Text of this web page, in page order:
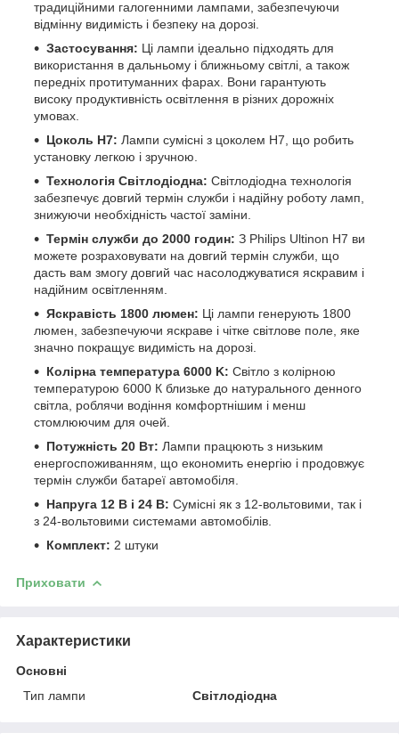
традиційними галогенними лампами, забезпечуючи
відмінну видимість і безпеку на дорозі.
Застосування: Ці лампи ідеально підходять для
використання в дальньому і ближньому світлі, а також
передніх протитуманних фарах. Вони гарантують
високу продуктивність освітлення в різних дорожніх
умовах.
Цоколь Н7: Лампи сумісні з цоколем Н7, що робить
установку легкою і зручною.
Технологія Світлодіодна: Світлодіодна технологія
забезпечує довгий термін служби і надійну роботу ламп,
знижуючи необхідність частої заміни.
Термін служби до 2000 годин: З Philips Ultinon H7 ви
можете розраховувати на довгий термін служби, що
дасть вам змогу довгий час насолоджуватися яскравим і
надійним освітленням.
Яскравість 1800 люмен: Ці лампи генерують 1800
люмен, забезпечуючи яскраве і чітке світлове поле, яке
значно покращує видимість на дорозі.
Колірна температура 6000 K: Світло з колірною
температурою 6000 К близьке до натурального денного
світла, роблячи водіння комфортнішим і менш
стомлюючим для очей.
Потужність 20 Вт: Лампи працюють з низьким
енергоспоживанням, що економить енергію і продовжує
термін служби батареї автомобіля.
Напруга 12 В і 24 В: Сумісні як з 12-вольтовими, так і
з 24-вольтовими системами автомобілів.
Комплект: 2 штуки
Приховати
Характеристики
Основні
Тип лампи
Світлодіодна